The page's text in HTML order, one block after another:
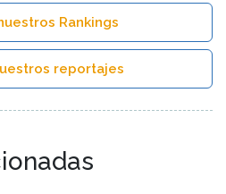
Rankings
reportajes